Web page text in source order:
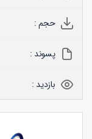
حجم :
پسوند :
بازدید :